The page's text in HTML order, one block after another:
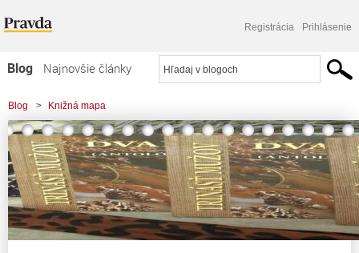
Registrácia Prihlásenie
Blog
Najnovšie články
Najčítanejšie články
Najkomentovanejšie články
Zoznam blogov
Komerčné blogy
Blog > Knižná mapa